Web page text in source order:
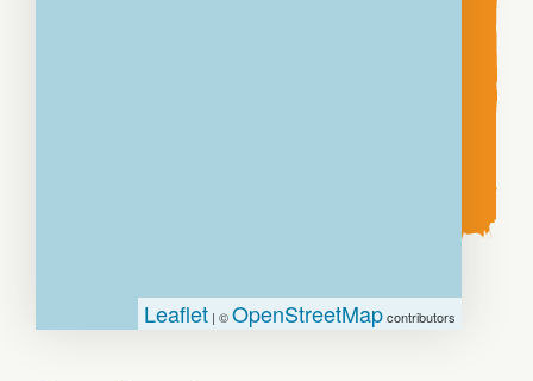
Leaflet | ©OpenStreetMapcontributors